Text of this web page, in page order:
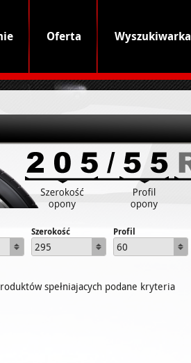
Oferta Wyszukiwarka
Szerokość
295
Profil
60
spełniajacych podane kryteria